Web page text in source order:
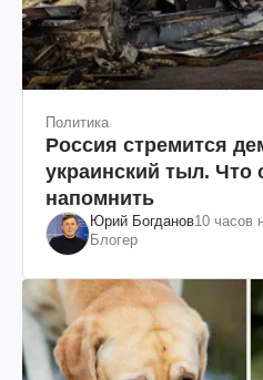
Политика
Россия стремится
украинский тыл. Что
напомнить
Юрий Богданов10 часов
Блогер